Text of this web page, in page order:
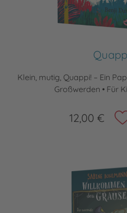
Klein, mutig, Quappi! – Ein
Großwerden • Für
12,00 €